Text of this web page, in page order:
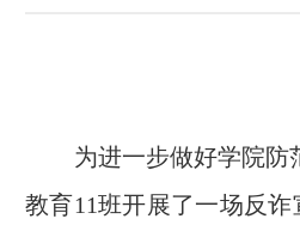
为进一步做好学院防范
教育11班开展了一场反